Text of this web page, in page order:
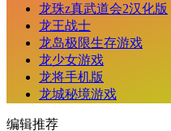
龙珠z真武道会2汉化版
龙王战士
龙岛极限生存游戏
龙少女游戏
龙将手机版
龙城秘境游戏
编辑推荐